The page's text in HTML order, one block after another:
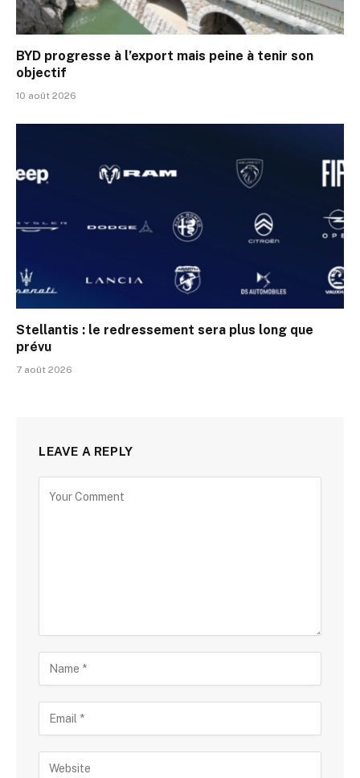
BYD progresse à l’export mais peine à tenir son
objectif
10 août 2026
Stellantis : le redressement sera plus long que
prévu
7 août 2026
LEAVE A REPLY